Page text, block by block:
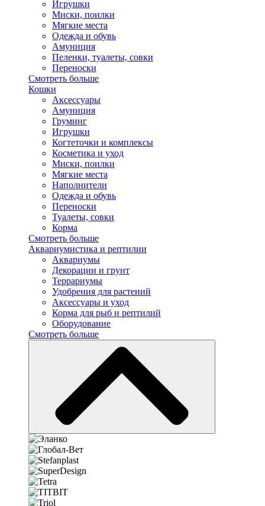
Игрушки
Миски, поилки
Мягкие места
Одежда и обувь
Амуниция
Пеленки, туалеты, совки
Переноски
Смотреть больше
Кошки
Аксессуары
Амуниция
Груминг
Игрушки
Когтеточки и комплексы
Косметика и уход
Миски, поилки
Мягкие места
Наполнители
Одежда и обувь
Переноски
Туалеты, совки
Корма
Смотреть больше
Аквариумистика и рептилии
Аквариумы
Декорации и грунт
Террариумы
Удобрения для растений
Аксессуары и уход
Корма для рыб и рептилий
Оборудование
Смотреть больше